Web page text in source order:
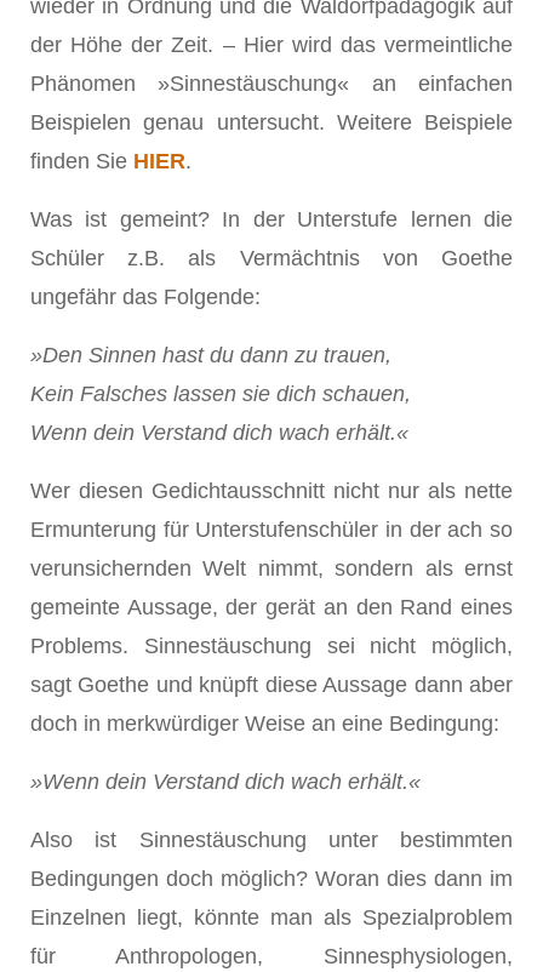
wieder in Ordnung und die Waldorfpädagogik auf
der Höhe der Zeit. – Hier wird das vermeintliche
Phänomen »Sinnestäuschung« an einfachen
Beispielen genau untersucht. Weitere Beispiele
finden Sie HIER.
Was ist gemeint? In der Unterstufe lernen die
Schüler z.B. als Vermächtnis von Goethe
ungefähr das Folgende:
»Den Sinnen hast du dann zu trauen,
Kein Falsches lassen sie dich schauen,
Wenn dein Verstand dich wach erhält.«
Wer diesen Gedichtausschnitt nicht nur als nette
Ermunterung für Unterstufenschüler in der ach so
verunsichernden Welt nimmt, sondern als ernst
gemeinte Aussage, der gerät an den Rand eines
Problems. Sinnestäuschung sei nicht möglich,
sagt Goethe und knüpft diese Aussage dann aber
doch in merkwürdiger Weise an eine Bedingung:
»Wenn dein Verstand dich wach erhält.«
Also ist Sinnestäuschung unter bestimmten
Bedingungen doch möglich? Woran dies dann im
Einzelnen liegt, könnte man als Spezialproblem
für Anthropologen, Sinnesphysiologen,